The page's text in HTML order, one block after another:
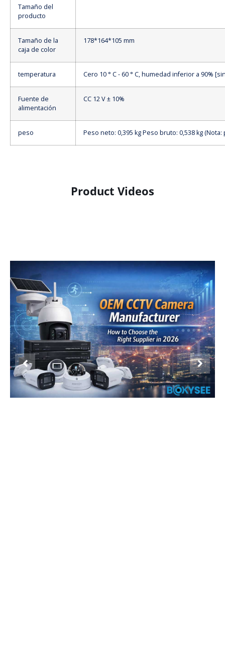
Tamaño del
producto
Tamaño de la
caja de color
178*164*105 mm
temperatura Cero 10 ° C - 60 ° C, humedad inferior a 90%
Fuente de
alimentación
CC 12 V ± 10%
peso Peso neto: 0,395 kg Peso bruto: 0,538 kg
Product Videos